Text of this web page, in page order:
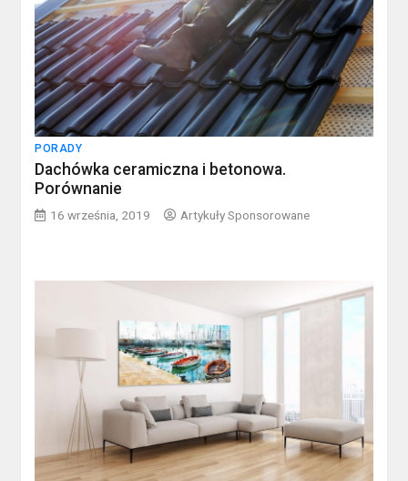
PORADY
Dachówka ceramiczna i betonowa.
Porównanie
16 września, 2019 Artykuły Sponsorowane